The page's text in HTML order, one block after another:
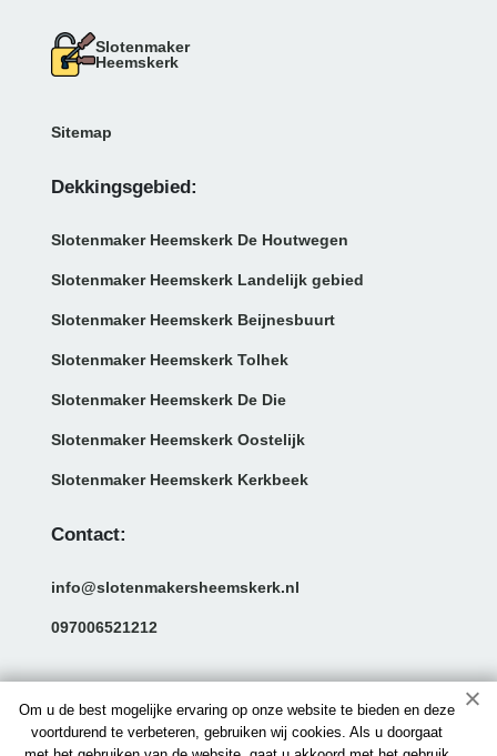
Om u de best mogelijke ervaring op onze website te bieden en deze
voortdurend te verbeteren, gebruiken wij cookies. Als u doorgaat
Slotenmaker
Heemskerk
Sitemap
Dekkingsgebied:
Slotenmaker Heemskerk De Houtwegen
Slotenmaker Heemskerk Landelijk gebied
Slotenmaker Heemskerk Beijnesbuurt
Slotenmaker Heemskerk Tolhek
Slotenmaker Heemskerk De Die
Slotenmaker Heemskerk Oostelijk
Slotenmaker Heemskerk Kerkbeek
Contact:
info@slotenmakersheemskerk.nl
097006521212